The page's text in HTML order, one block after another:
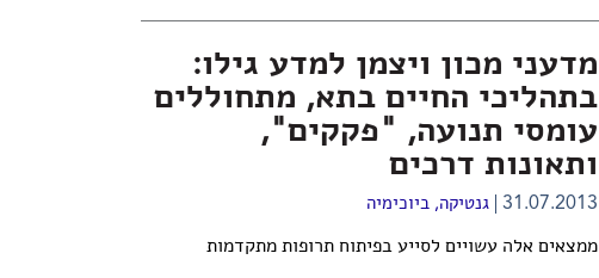
מדעני מכון ויצמן למדע גילו:
בתהליכי החיים בתא, מתחוללים
עומסי תנועה, "פקקים",
ותאונות דרכים
31.07.2013 גנטיקה,ביוכימיה
ממצאים אלה עשויים לסייע בפיתוח תרופות מתקדמות